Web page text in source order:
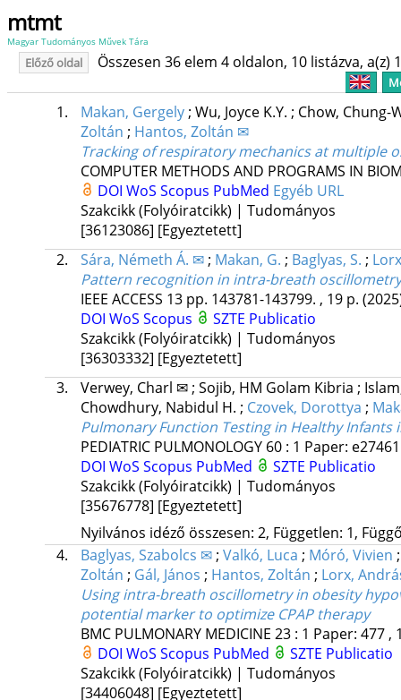
mtmt
Magyar Tudományos Művek Tára
Előző oldal Összesen 36 elem 4 oldalon, 10 listázva, a(z)
1. Makan, Gergely; Wu, Joyce K.Y. ; Chow, Chung-
Zoltán ; Hantos, Zoltán ✉
Tracking of respiratory mechanics at multiple
COMPUTER METHODS AND PROGRAMS IN
DOI WoS Scopus PubMed Egyéb URL
Szakcikk (Folyóiratcikk) | Tudományos
[36123086] [Egyeztetett]
2.
Sára, Németh Á. ✉; Makan, G. ; Baglyas, S. ;
Pattern recognition in intra-breath
IEEE ACCESS 13 pp. 143781-143799. , 19 p.
DOI WoS Scopus
SZTE Publicatio
Szakcikk (Folyóiratcikk) | Tudományos
[36303332] [Egyeztetett]
3.
Verwey, Charl ✉; Sojib, HM Golam Kibria ;
Chowdhury, Nabidul H. ; Czovek, Dorottya ;
Pulmonary Function Testing in Healthy Infants
PEDIATRIC PULMONOLOGY 60: 1 Paper:
DOI WoS Scopus PubMed
SZTE Publicatio
Szakcikk (Folyóiratcikk) | Tudományos
[35676778] [Egyeztetett]
Nyilvános idéző összesen: 2, Független: 1,
4.
Baglyas, Szabolcs ✉; Valkó, Luca ; Móró, Vivien
Zoltán ; Gál, János ; Hantos, Zoltán ; Lorx,
Using intra-breath oscillometry in obesity
potential marker to optimize CPAP therapy
BMC PULMONARY MEDICINE 23: 1 Paper: 477 ,
DOI WoS Scopus PubMed
SZTE Publicatio
Szakcikk (Folyóiratcikk) | Tudományos
[34406048] [Egyeztetett]